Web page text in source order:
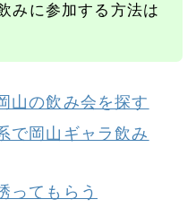
みに参加する方法は
山の飲み会を探す
で岡山ギャラ飲み
ってもらう